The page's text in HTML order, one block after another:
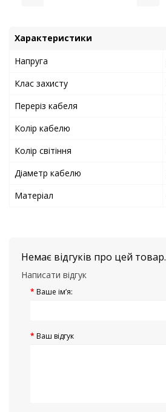
Характеристики
Напруга
Клас захисту
Переріз кабеля
Колір кабелю
Колір світіння
Діаметр кабелю
Матеріал
Немає відгуків про цей товар.
Написати відгук
Ваше ім’я:
Ваш відгук